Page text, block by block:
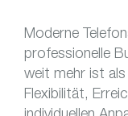
Moderne
professionelle
weit mehr ist als
Flexibilität,